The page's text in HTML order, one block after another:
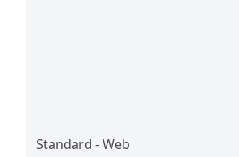
Standard - Web